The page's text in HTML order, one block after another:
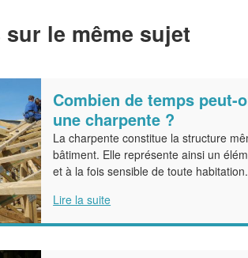
le même sujet
Combien de temps peut-
une charpente ?
La charpente constitue la structure
bâtiment. Elle représente ainsi un
et à la fois sensible de toute habitation.
Lire la suite